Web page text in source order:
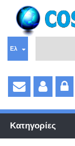
Ελ
Κατηγορίες